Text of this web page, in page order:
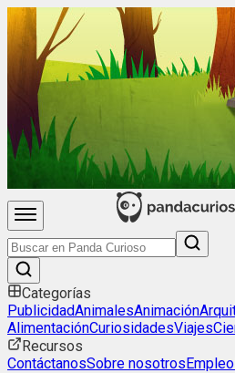
Categorías
PublicidadAnimalesAnimación
AlimentaciónCuriosidadesViajes
Recursos
ContáctanosSobre nosotrosEmpleo